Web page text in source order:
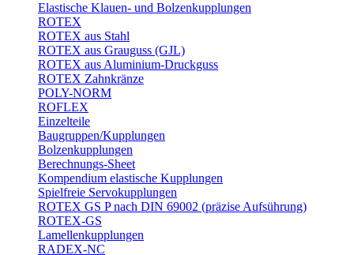
Elastische Klauen- und Bolzenkupplungen
ROTEX
ROTEX aus Stahl
ROTEX aus Grauguss (GJL)
ROTEX aus Aluminium-Druckguss
ROTEX Zahnkränze
POLY-NORM
ROFLEX
Einzelteile
Baugruppen/Kupplungen
Bolzenkupplungen
Berechnungs-Sheet
Kompendium elastische Kupplungen
Spielfreie Servokupplungen
ROTEX GS P nach DIN 69002 (präzise Aufsührung)
ROTEX-GS
Lamellenkupplungen
RADEX-NC